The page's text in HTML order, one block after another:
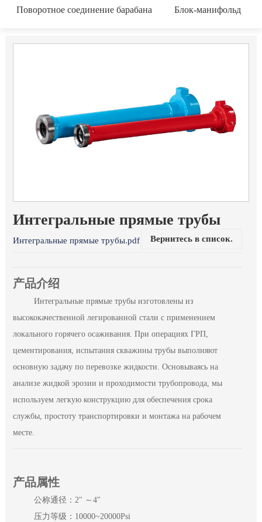
Поворотное соединение барабана Блок-манифольд
Интегральные прямые трубы
Вернитесь в список.
Интегральные прямые трубы.pdf
产品介绍
Интегральные прямые трубы изготовлены из
высококачественной легированной стали с применением
локального горячего осаживания. При операциях ГРП,
цементирования, испытания скважины трубы выполняют
основную задачу по перевозке жидкости. Основываясь на
анализе жидкой эрозии и проходимости трубопровода, мы
используем легкую конструкцию для обеспечения срока
службы, простоту транспортировки и монтажа на рабочем
месте.
产品属性
公称通径：2" ～4"
压力等级：10000~20000Psi